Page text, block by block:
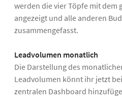
werden die vier Töpfe mit dem
angezeigt und alle anderen
zusammengefasst.
Leadvolumen monatlich
Die Darstellung des
Leadvolumen könnt ihr jetzt
zentralen Dashboard